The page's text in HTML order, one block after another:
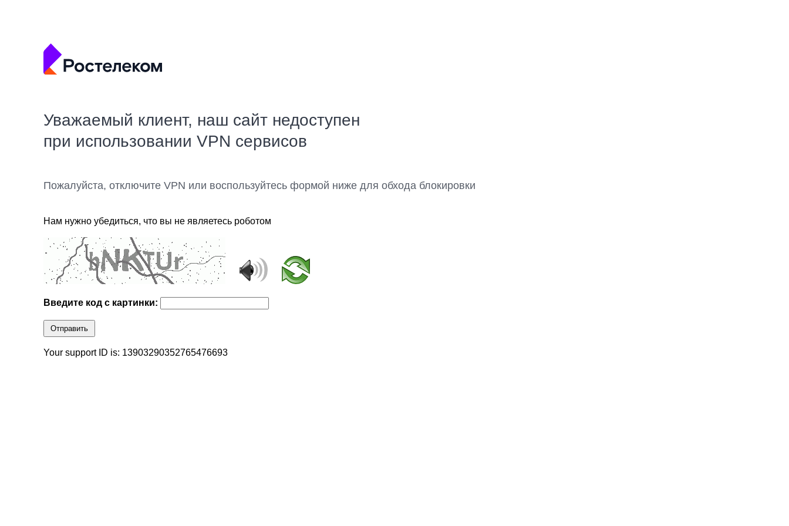
Уважаемый клиент, наш сайт недоступен
при использовании VPN сервисов
Пожалуйста, отключите VPN или воспользуйтесь формой ниже для обхода блокировки
Нам нужно убедиться, что вы не являетесь роботом
Введите код с картинки:
Отправить
Your support ID is: 13903290352765476693